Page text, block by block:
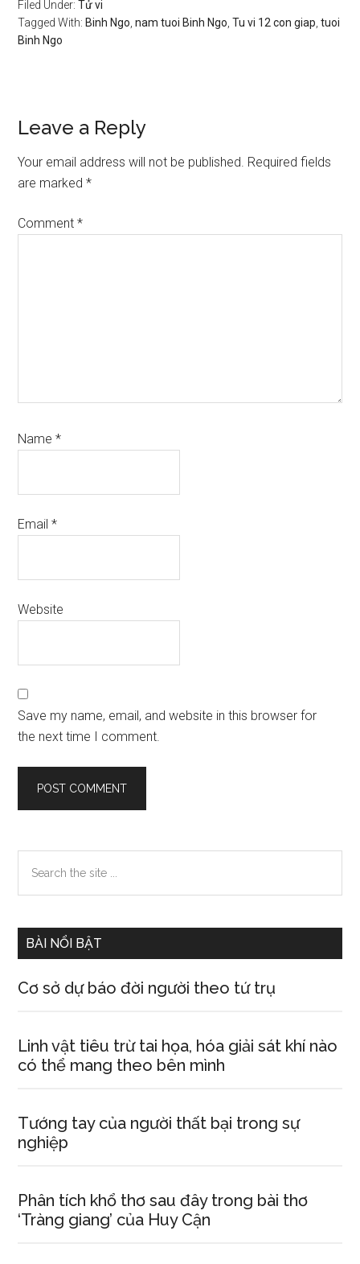
Filed Under:Tử vi
Tagged With: Binh Ngo ,nam tuoi Binh Ngo ,Tu vi 12 con giap ,tuoi
Binh Ngo
Reader
Interactions
Leave a Reply
Your email address will not be published. Required fields
are marked*
Comment*
Name*
Email*
Website
Save my name, email, and website in this browser for
the next time I comment.
Primary
Sidebar
the
BÀI NỔI BẬT
Cơ sở dự báo đời người theo tứ trụ
Linh vật tiêu trừ tai họa, hóa giải sát khí nào
có thể mang theo bên mình
Tướng tay của người thất bại trong sự
nghiệp
Phân tích khổ thơ sau đây trong bài thơ
‘Tràng giang’ của Huy Cận